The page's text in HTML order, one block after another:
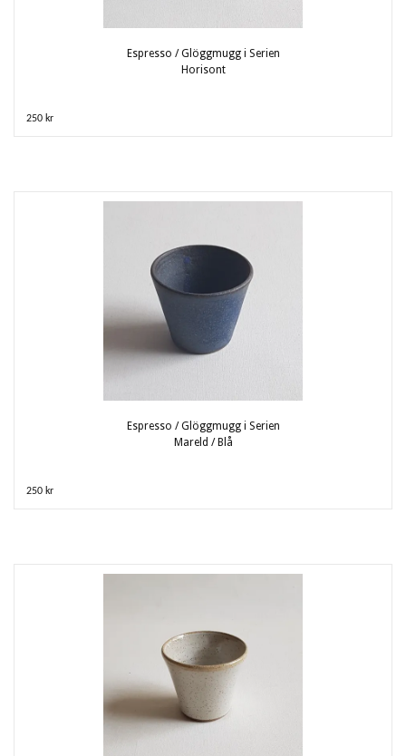
Espresso / Glöggmugg i Serien
Horisont
250 kr
Espresso / Glöggmugg i Serien
Mareld / Blå
250 kr